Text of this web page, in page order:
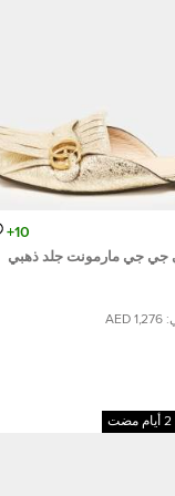
10+
جي جي مارمونت جلد ذهبي
1,276 AED